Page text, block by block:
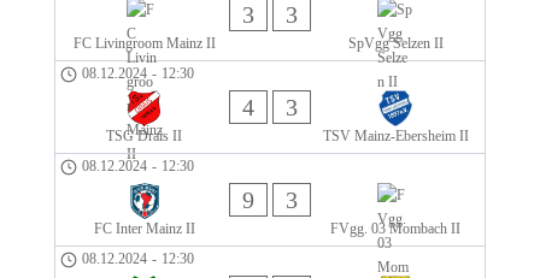
FC Livingroom Mainz II
3 3
SpVgg Selzen II
08.12.2024 - 12:30
TSG Drais II
4 3
TSV Mainz-Ebersheim II
08.12.2024 - 12:30
FC Inter Mainz II
9 3
FVgg. 03 Mombach II
08.12.2024 - 12:30